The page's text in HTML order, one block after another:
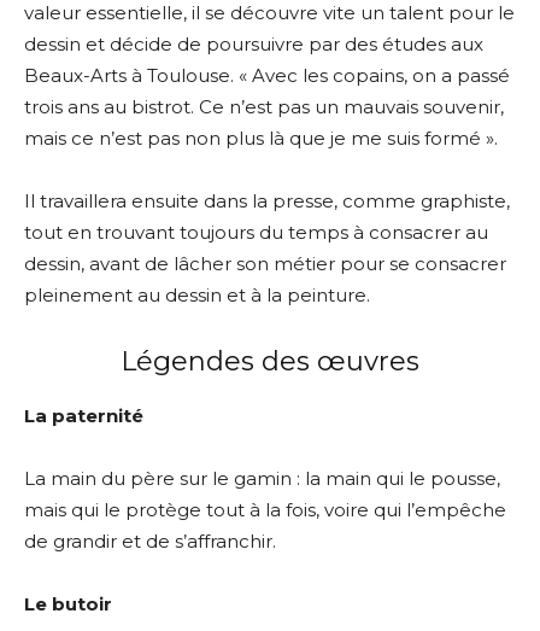
valeur essentielle, il se découvre vite un talent pour le
dessin et décide de poursuivre par des études aux
Beaux-Arts à Toulouse. « Avec les copains, on a passé
trois ans au bistrot. Ce n’est pas un mauvais souvenir,
mais ce n’est pas non plus là que je me suis formé ».
Il travaillera ensuite dans la presse, comme graphiste,
tout en trouvant toujours du temps à consacrer au
dessin, avant de lâcher son métier pour se consacrer
pleinement au dessin et à la peinture.
Légendes des œuvres
La paternité
La main du père sur le gamin : la main qui le pousse,
mais qui le protège tout à la fois, voire qui l’empêche
de grandir et de s’affranchir.
Le butoir